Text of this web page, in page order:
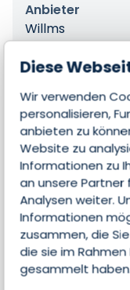
Diese
Wir verwenden
personalisieren,
anbieten zu
Website zu
Informationen zu
an unsere Partner
Analysen weiter.
Informationen
zusammen, die
die sie im
gesammelt
Anbieter
Willms
Produktreihe
HT200-CAE
Edition
Standard
Branche
Handwerk /
Einsatzbereich
CAD
Betriebssystem
Windows